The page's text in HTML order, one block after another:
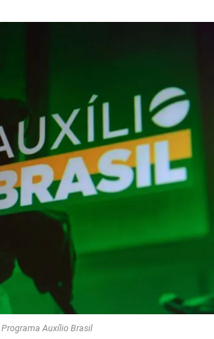
Programa Auxílio Brasil